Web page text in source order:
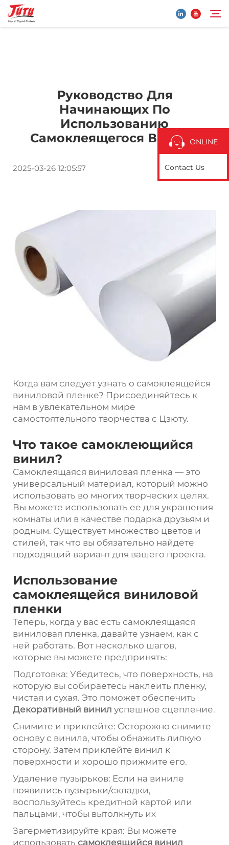
Новости
Свяжитесь с нами
ONLINE
Contact Us
Руководство Для
Начинающих По
Использованию
Самоклеящегося Винила
2025-03-26 12:05:57
Когда вам следует узнать о самоклеящейся
виниловой пленке? Присоединяйтесь к
нам в увлекательном мире
самостоятельного творчества с Цзюту.
Что такое самоклеющийся
винил?
Самоклеящаяся виниловая пленка — это
универсальный материал, который можно
использовать во многих творческих целях.
Вы можете использовать ее для украшения
комнаты или в качестве подарка друзьям и
родным. Существует множество цветов и
стилей, так что вы обязательно найдете
подходящий вариант для вашего проекта.
Использование
самоклеящейся виниловой
пленки
Теперь, когда у вас есть самоклеящаяся
виниловая пленка, давайте узнаем, как с
ней работать. Вот несколько шагов,
которые вы можете предпринять:
Подготовка: Убедитесь, что поверхность, на
которую вы собираетесь наклеить пленку,
чистая и сухая. Это поможет обеспечить
Декоративный винил успешное сцепление.
Снимите и приклейте: Осторожно снимите
основу с винила, чтобы обнажить липкую
сторону. Затем приклейте винил к
поверхности и хорошо прижмите его.
Удаление пузырьков: Если на виниле
появились пузырьки/складки,
воспользуйтесь кредитной картой или
пальцами, чтобы вытолкнуть их
Загерметизируйте края: Вы можете
использовать самоклеящийся винил